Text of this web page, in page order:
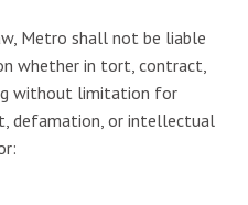
Metro shall not be liable
whether in tort, contract,
without limitation for
defamation, or intellectual